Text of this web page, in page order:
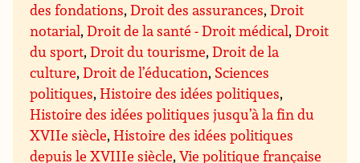
des fondations,Droit des assurances,Droit
notarial,Droit de la santé - Droit médical,Droit
du sport,Droit du tourisme,Droit de la
culture,Droit de l’éducation, Sciences
politiques,Histoire des idées politiques,
Histoire des idées politiques jusqu’à la fin du
XVIIe siècle,Histoire des idées politiques
depuis le XVIIIe siècle,Vie politique française